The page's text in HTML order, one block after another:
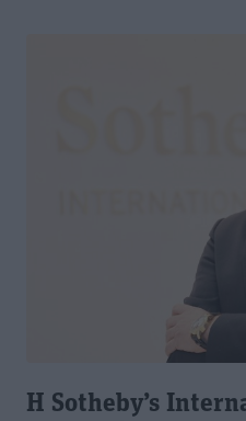
Η Sotheby’s